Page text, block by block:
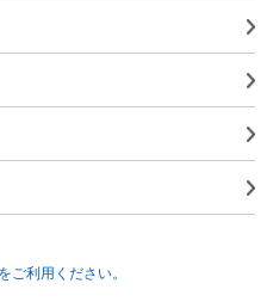
ご利用ください。